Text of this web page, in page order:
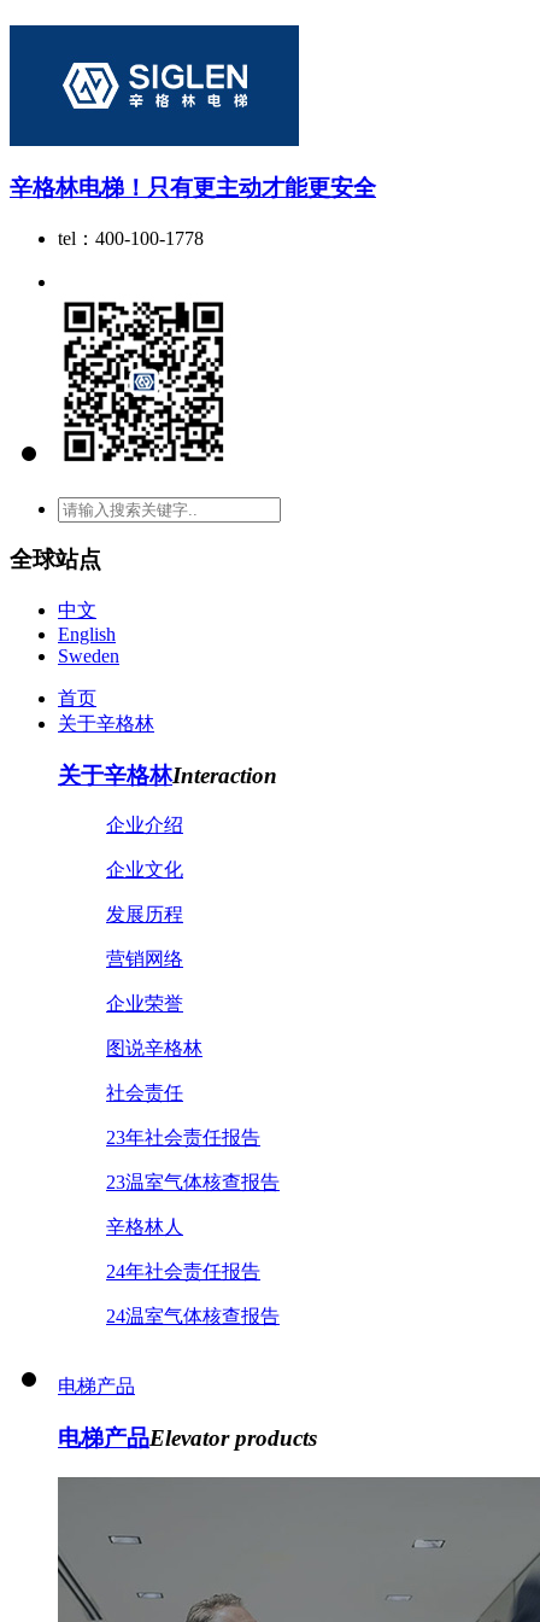
辛格林电梯！只有更主动才能更安全
tel：400-100-1778
全球站点
中文
English
Sweden
首页
关于辛格林
关于辛格林Interaction
企业介绍
企业文化
发展历程
营销网络
企业荣誉
图说辛格林
社会责任
23年社会责任报告
23温室气体核查报告
辛格林人
24年社会责任报告
24温室气体核查报告
电梯产品
电梯产品Elevator products